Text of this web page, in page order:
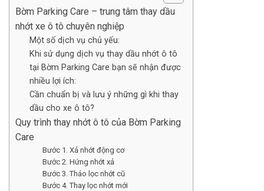
Bờm Parking Care – trung tâm thay dầu
nhớt xe ô tô chuyên nghiệp
Một số dịch vụ chủ yếu:
Khi sử dụng dịch vụ thay dầu nhớt ô tô
tại Bờm Parking Care bạn sẽ nhận được
nhiều lợi ích:
Cần chuẩn bị và lưu ý những gì khi thay
dầu cho xe ô tô?
Quy trình thay nhớt ô tô của Bờm Parking
Care
Bước 1. Xả nhớt động cơ
Bước 2. Hứng nhớt xả
Bước 3. Tháo lọc nhớt cũ
Bước 4. Thay lọc nhớt mới